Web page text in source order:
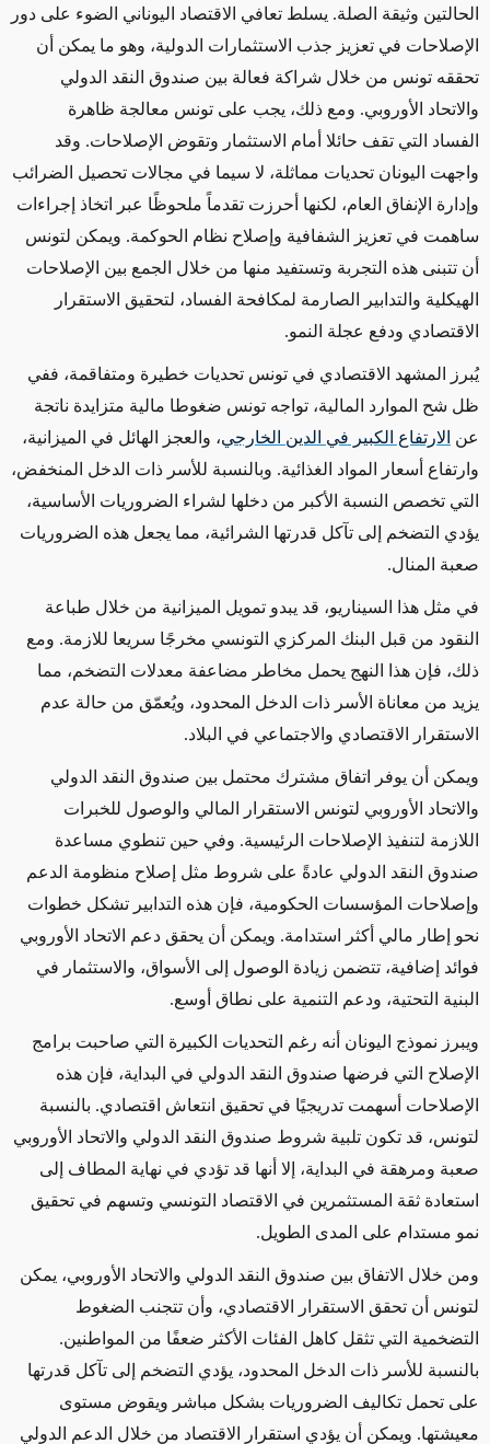
الحالتين وثيقة الصلة. يسلط تعافي الاقتصاد اليوناني الضوء على دور
الإصلاحات في تعزيز جذب الاستثمارات الدولية، وهو ما يمكن أن
تحققه تونس من خلال شراكة فعالة بين صندوق النقد الدولي
والاتحاد الأوروبي. ومع ذلك، يجب على تونس معالجة ظاهرة
الفساد التي تقف حائلا أمام الاستثمار وتقوض الإصلاحات. وقد
واجهت اليونان تحديات مماثلة، لا سيما في مجالات تحصيل الضرائب
وإدارة الإنفاق العام، لكنها أحرزت تقدماً ملحوظًا عبر اتخاذ إجراءات
ساهمت في تعزيز الشفافية وإصلاح نظام الحوكمة. ويمكن لتونس
أن تتبنى هذه التجربة وتستفيد منها من خلال الجمع بين الإصلاحات
الهيكلية والتدابير الصارمة لمكافحة الفساد، لتحقيق الاستقرار
الاقتصادي ودفع عجلة النمو.
يُبرز المشهد الاقتصادي في تونس تحديات خطيرة ومتفاقمة، ففي
ظل شح الموارد المالية، تواجه تونس ضغوطا مالية متزايدة ناتجة
عن الارتفاع الكبير في الدين الخارجي، والعجز الهائل في الميزانية،
وارتفاع أسعار المواد الغذائية. وبالنسبة للأسر ذات الدخل المنخفض،
التي تخصص النسبة الأكبر من دخلها لشراء الضروريات الأساسية،
يؤدي التضخم إلى تآكل قدرتها الشرائية، مما يجعل هذه الضروريات
صعبة المنال.
في مثل هذا السيناريو، قد يبدو تمويل الميزانية من خلال طباعة
النقود من قبل البنك المركزي التونسي مخرجًا سريعا للازمة. ومع
ذلك، فإن هذا النهج يحمل مخاطر مضاعفة معدلات التضخم، مما
يزيد من معاناة الأسر ذات الدخل المحدود، ويُعمّق من حالة عدم
الاستقرار الاقتصادي والاجتماعي في البلاد.
ويمكن أن يوفر اتفاق مشترك محتمل بين صندوق النقد الدولي
والاتحاد الأوروبي لتونس الاستقرار المالي والوصول للخبرات
اللازمة لتنفيذ الإصلاحات الرئيسية. وفي حين تنطوي مساعدة
صندوق النقد الدولي عادةً على شروط مثل إصلاح منظومة الدعم
وإصلاحات المؤسسات الحكومية، فإن هذه التدابير تشكل خطوات
نحو إطار مالي أكثر استدامة. ويمكن أن يحقق دعم الاتحاد الأوروبي
فوائد إضافية، تتضمن زيادة الوصول إلى الأسواق، والاستثمار في
البنية التحتية، ودعم التنمية على نطاق أوسع.
ويبرز نموذج اليونان أنه رغم التحديات الكبيرة التي صاحبت برامج
الإصلاح التي فرضها صندوق النقد الدولي في البداية، فإن هذه
الإصلاحات أسهمت تدريجيًا في تحقيق انتعاش اقتصادي. بالنسبة
لتونس، قد تكون تلبية شروط صندوق النقد الدولي والاتحاد الأوروبي
صعبة ومرهقة في البداية، إلا أنها قد تؤدي في نهاية المطاف إلى
استعادة ثقة المستثمرين في الاقتصاد التونسي وتسهم في تحقيق
نمو مستدام على المدى الطويل.
ومن خلال الاتفاق بين صندوق النقد الدولي والاتحاد الأوروبي، يمكن
لتونس أن تحقق الاستقرار الاقتصادي، وأن تتجنب الضغوط
التضخمية التي تثقل كاهل الفئات الأكثر ضعفًا من المواطنين.
بالنسبة للأسر ذات الدخل المحدود، يؤدي التضخم إلى تآكل قدرتها
على تحمل تكاليف الضروريات بشكل مباشر ويقوض مستوى
معيشتها. ويمكن أن يؤدي استقرار الاقتصاد من خلال الدعم الدولي